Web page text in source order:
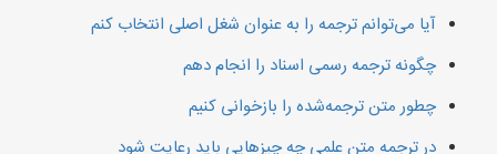
آیا می‌توانم ترجمه را به عنوان شغل اصلی انتخاب کنم
چگونه ترجمه رسمی اسناد را انجام دهم
چطور متن ترجمه‌شده را بازخوانی کنیم
در ترجمه متن علمی چه چیزهایی باید رعایت شود